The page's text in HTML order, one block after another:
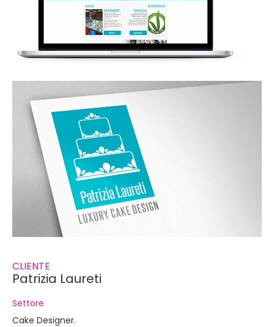
CLIENTE
Patrizia Laureti
Settore
Cake Designer.